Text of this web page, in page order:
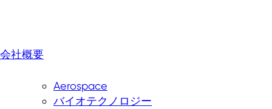
Aerospace
バイオテクノロジー
会社概要